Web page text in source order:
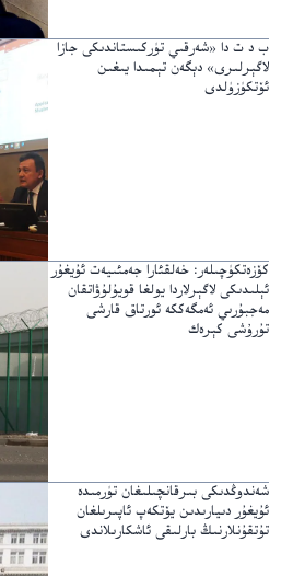
ب د ت دا «شەرقىي تۈركىستاندىكى جازا
لاگېرلىرى» دېگەن تېمىدا يىغىن
ئۆتكۈزۈلدى
كۆزەتكۈچىلەر: خەلقئارا جەمئىيەت ئۇيغۇر
ئېلىدىكى لاگېرلاردا يولغا قويۇلۇۋاتقان
مەجبۇرىي ئەمگەككە ئورتاق قارشى
تۇرۇشى كېرەك
شەندوڭدىكى بىرقانچىلىغان تۈرمىدە
ئۇيغۇر دىيارىدىن يۆتكەپ ئاپىرىلغان
تۇتقۇنلارنىڭ بارلىقى ئاشكارىلاندى